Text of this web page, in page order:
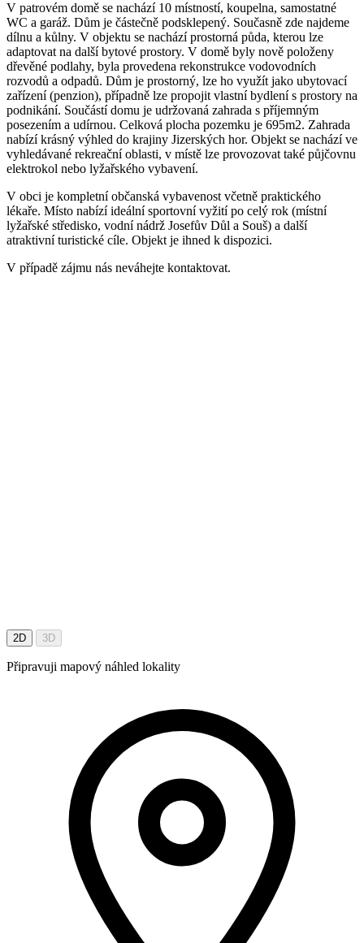
V patrovém domě se nachází 10 místností, koupelna, samostatné
WC a garáž. Dům je částečně podsklepený. Současně zde najdeme
dílnu a kůlny. V objektu se nachází prostorná půda, kterou lze
adaptovat na další bytové prostory. V domě byly nově položeny
dřevěné podlahy, byla provedena rekonstrukce vodovodních
rozvodů a odpadů. Dům je prostorný, lze ho využít jako ubytovací
zařízení (penzion), případně lze propojit vlastní bydlení s prostory na
podnikání. Součástí domu je udržovaná zahrada s příjemným
posezením a udírnou. Celková plocha pozemku je 695m2. Zahrada
nabízí krásný výhled do krajiny Jizerských hor. Objekt se nachází ve
vyhledávané rekreační oblasti, v místě lze provozovat také půjčovnu
elektrokol nebo lyžařského vybavení.
V obci je kompletní občanská vybavenost včetně praktického
lékaře. Místo nabízí ideální sportovní vyžití po celý rok (místní
lyžařské středisko, vodní nádrž Josefův Důl a Souš) a další
atraktivní turistické cíle. Objekt je ihned k dispozici.
V případě zájmu nás neváhejte kontaktovat.
2D 3D
Připravuji mapový náhled lokality